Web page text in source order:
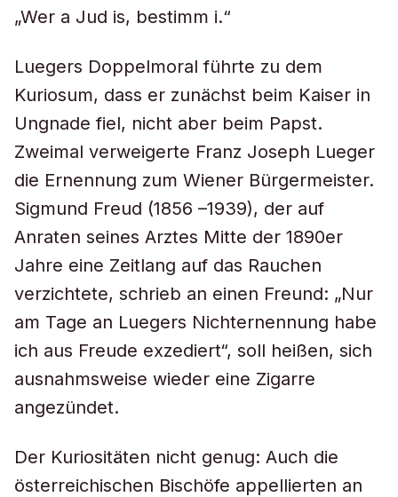
„Wer a Jud is, bestimm i.“
Luegers Doppelmoral führte zu dem
Kuriosum, dass er zunächst beim Kaiser in
Ungnade fiel, nicht aber beim Papst.
Zweimal verweigerte Franz Joseph Lueger
die Ernennung zum Wiener Bürgermeister.
Sigmund Freud (1856 –1939), der auf
Anraten seines Arztes Mitte der 1890er
Jahre eine Zeitlang auf das Rauchen
verzichtete, schrieb an einen Freund: „Nur
am Tage an Luegers Nichternennung habe
ich aus Freude exzediert“, soll heißen, sich
ausnahmsweise wieder eine Zigarre
angezündet.
Der Kuriositäten nicht genug: Auch die
österreichischen Bischöfe appellierten an